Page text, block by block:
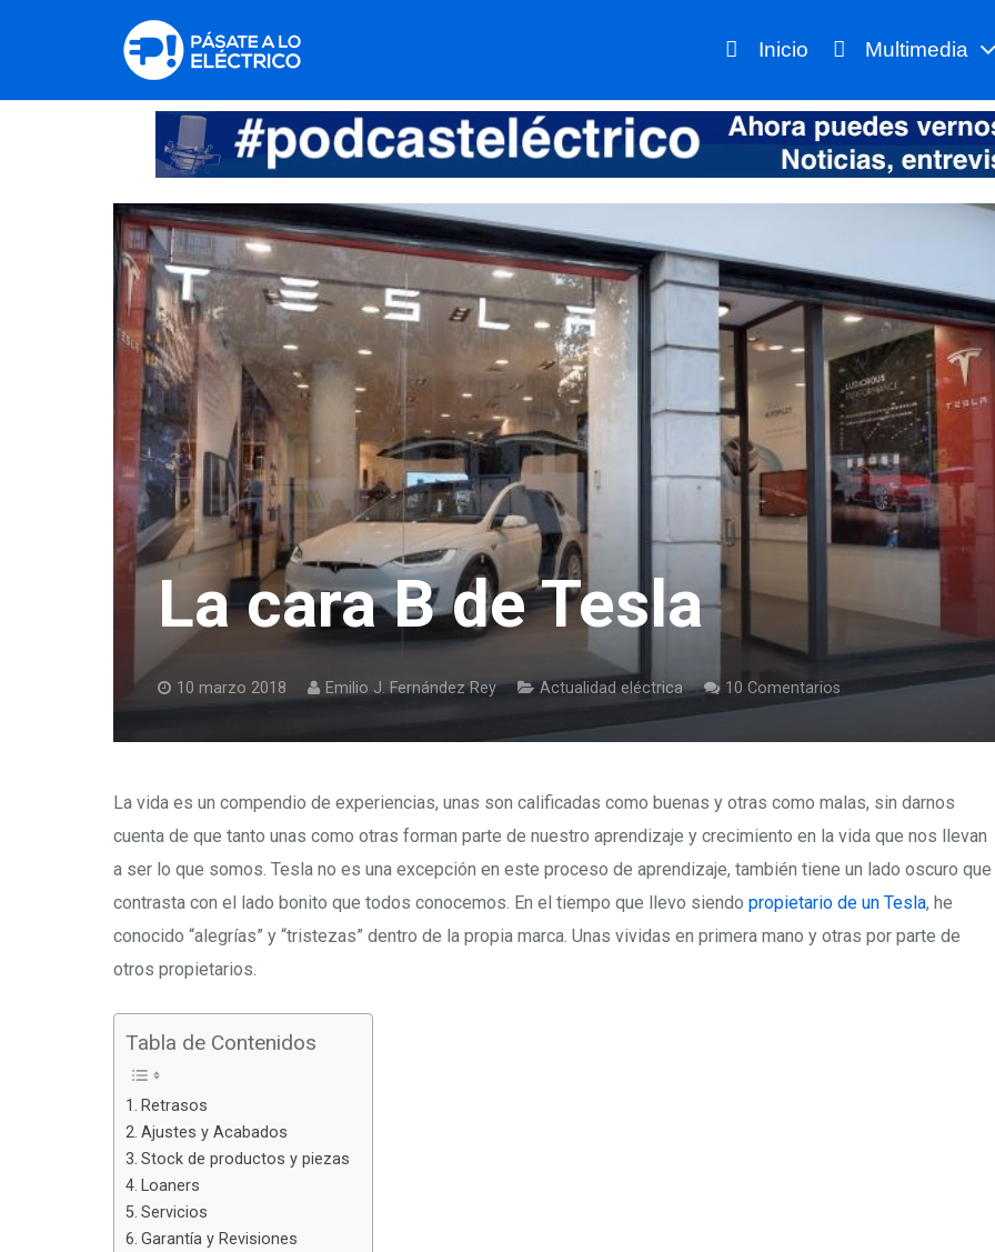
Inicio Multimedia
La cara B de Tesla
10 marzo 2018 Emilio J. Fernández Rey Actualidad eléctrica 10 Comentarios
La vida es un compendio de experiencias, unas son calificadas como buenas y otras como malas, sin darnos
cuenta de que tanto unas como otras forman parte de nuestro aprendizaje y crecimiento en la vida que nos llevan
a ser lo que somos. Tesla no es una excepción en este proceso de aprendizaje, también tiene un lado oscuro que
contrasta con el lado bonito que todos conocemos. En el tiempo que llevo siendo propietario de un Tesla, he
conocido “alegrías” y “tristezas” dentro de la propia marca. Unas vividas en primera mano y otras por parte de
otros propietarios.
Tabla de Contenidos
Retrasos
Ajustes y Acabados
Stock de productos y piezas
Loaners
Servicios
Garantía y Revisiones